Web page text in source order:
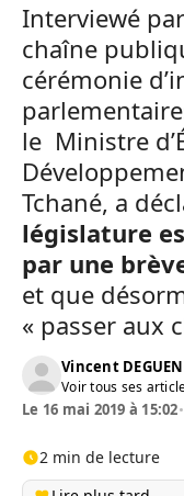
Interviewé
chaîne
cérémonie
le Ministre
Tchané, a
législature
par une
et que
« passer aux
Vincent
Voir tous ses
Le 16 mai 2019 à 15:02•
2 min de lecture